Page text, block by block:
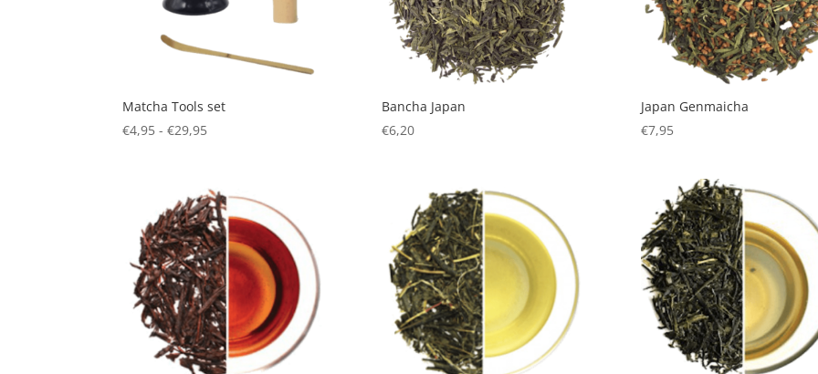
Matcha Tools set
€4,95 - €29,95Prijsklasse:
€29,95
Bancha Japan
€6,20
Japan Genmaicha
€7,95